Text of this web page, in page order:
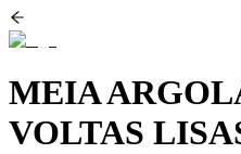
MEIA
VOLTAS